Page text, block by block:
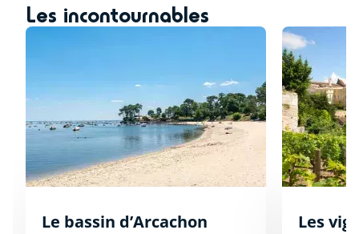
Les incontournables
Le bassin d’Arcachon
Les